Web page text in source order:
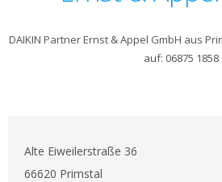
DAIKIN Partner Ernst & Appel GmbH aus
auf: 06875 1858
Alte Eiweilerstraße 36
66620 Primstal